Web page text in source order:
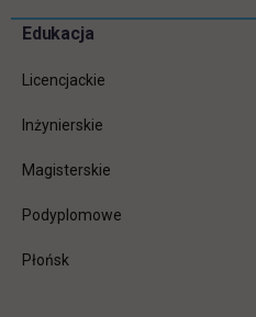
Pomiń
Informacje w stopce
Edukacja
Licencjackie
Inżynierskie
Magisterskie
Podyplomowe
Płońsk